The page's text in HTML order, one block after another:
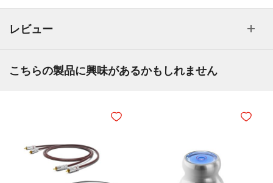
レビュー
こちらの製品に興味があるかもしれません
ほしいものリストに追加 ほしい